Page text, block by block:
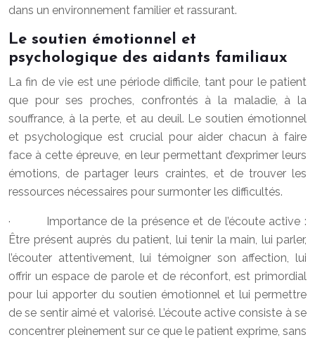
dans un environnement familier et rassurant.
Le soutien émotionnel et
psychologique des aidants familiaux
La fin de vie est une période difficile, tant pour le patient
que pour ses proches, confrontés à la maladie, à la
souffrance, à la perte, et au deuil. Le soutien émotionnel
et psychologique est crucial pour aider chacun à faire
face à cette épreuve, en leur permettant d’exprimer leurs
émotions, de partager leurs craintes, et de trouver les
ressources nécessaires pour surmonter les difficultés.
· Importance de la présence et de l’écoute active :
Être présent auprès du patient, lui tenir la main, lui parler,
l’écouter attentivement, lui témoigner son affection, lui
offrir un espace de parole et de réconfort, est primordial
pour lui apporter du soutien émotionnel et lui permettre
de se sentir aimé et valorisé. L’écoute active consiste à se
concentrer pleinement sur ce que le patient exprime, sans